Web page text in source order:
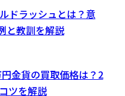
ドラッシュとは？意
と教訓を解説
金貨の買取価格は？2
ツを解説